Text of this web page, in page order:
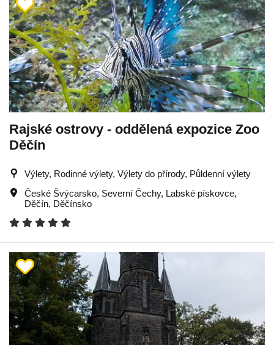
Rajské ostrovy - oddělená expozice Zoo
Děčín
Výlety, Rodinné výlety, Výlety do přírody, Půldenní výlety
České Švýcarsko, Severní Čechy, Labské pískovce,
Děčín, Děčínsko